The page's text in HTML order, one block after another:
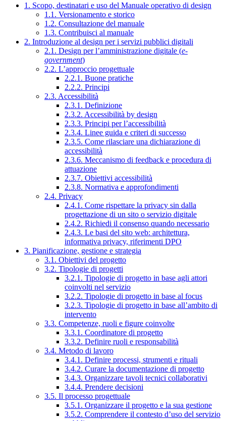
1. Scopo, destinatari e uso del Manuale operativo di design
1.1. Versionamento e storico
1.2. Consultazione del manuale
1.3. Contribuisci al manuale
2. Introduzione al design per i servizi pubblici digitali
2.1. Design per l’amministrazione digitale (e-
government)
2.2. L’approccio progettuale
2.2.1. Buone pratiche
2.2.2. Principi
2.3. Accessibilità
2.3.1. Definizione
2.3.2. Accessibilità by design
2.3.3. Principi per l’accessibilità
2.3.4. Linee guida e criteri di successo
2.3.5. Come rilasciare una dichiarazione di
accessibilità
2.3.6. Meccanismo di feedback e procedura di
attuazione
2.3.7. Obiettivi accessibilità
2.3.8. Normativa e approfondimenti
2.4. Privacy
2.4.1. Come rispettare la privacy sin dalla
progettazione di un sito o servizio digitale
2.4.2. Richiedi il consenso quando necessario
2.4.3. Le basi del sito web: architettura,
informativa privacy, riferimenti DPO
3. Pianificazione, gestione e strategia
3.1. Obiettivi del progetto
3.2. Tipologie di progetti
3.2.1. Tipologie di progetto in base agli attori
coinvolti nel servizio
3.2.2. Tipologie di progetto in base al focus
3.2.3. Tipologie di progetto in base all’ambito di
intervento
3.3. Competenze, ruoli e figure coinvolte
3.3.1. Coordinatore di progetto
3.3.2. Definire ruoli e responsabilità
3.4. Metodo di lavoro
3.4.1. Definire processi, strumenti e rituali
3.4.2. Curare la documentazione di progetto
3.4.3. Organizzare tavoli tecnici collaborativi
3.4.4. Prendere decisioni
3.5. Il processo progettuale
3.5.1. Organizzare il progetto e la sua gestione
3.5.2. Comprendere il contesto d’uso del servizio